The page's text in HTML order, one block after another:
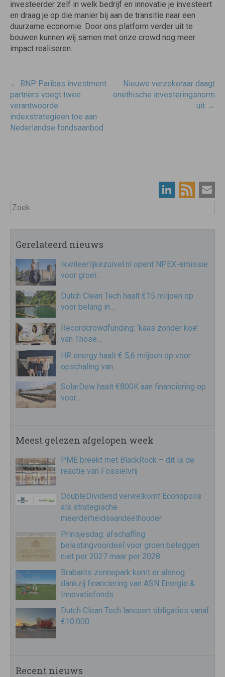
investeerder zelf in welk bedrijf en innovatie je investeert
en draag je op die manier bij aan de transitie naar een
duurzame economie. Door ons platform verder uit te
bouwen kunnen wij samen met onze crowd nog meer
impact realiseren.
Post
navigatie
← BNP Paribas investment
partners voegt twee
verantwoorde
indexstrategieën toe aan
Nederlandse fondsaanbod
Nieuwe verzekeraar daagt
onethische investeringsnorm
uit →
Zoek
Gerelateerd nieuws
Ikwileerlijkezuivel.nl opent NPEX-emissie
voor groei…
Dutch Clean Tech haalt €15 miljoen op
voor belang in…
Recordcrowdfunding: ‘kaas zonder koe’
van Those…
HR energy haalt € 5,6 miljoen op voor
opschaling van…
SolarDew haalt €800K aan financiering op
voor…
Meest gelezen afgelopen week
PME breekt met BlackRock – dit is de
reactie van Fossielvrij
DoubleDividend verwelkomt Econopolis
als strategische
meerderheidsaandeelhouder
Prinsjesdag: afschaffing
belastingvoordeel voor groen beleggen
niet per 2027 maar per 2028
Brabants zonnepark komt er alsnog
dankzij financiering van ASN Energie &
Innovatiefonds
Dutch Clean Tech lanceert obligaties vanaf
€10.000
Recent nieuws